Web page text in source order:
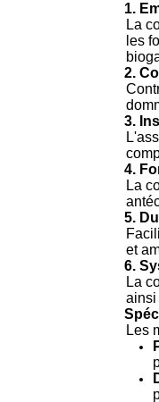
1.
La
les
2.
3.
4.
La
5.
et
6.
La
ainsi
Les